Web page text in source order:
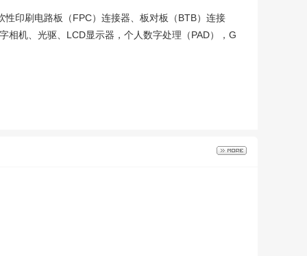
印刷电路板（FPC）连接器、板对板（BTB）连接
相机、光驱、LCD显示器，个人数字处理（PAD），G